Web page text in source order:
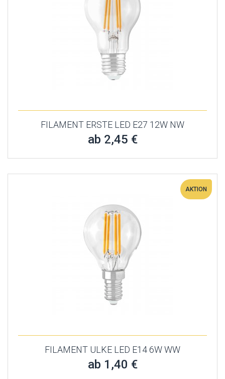
FILAMENT ERSTE LED E27 12W NW
ab 2,45 €
AKTION
FILAMENT ULKE LED E14 6W WW
ab 1,40 €